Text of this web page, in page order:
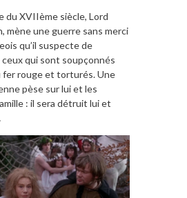
du XVIIème siècle, Lord
mène une guerre sans merci
qu’il suspecte de
qui sont soupçonnés
fer rouge et torturés. Une
pèse sur lui et les
: il sera détruit lui et